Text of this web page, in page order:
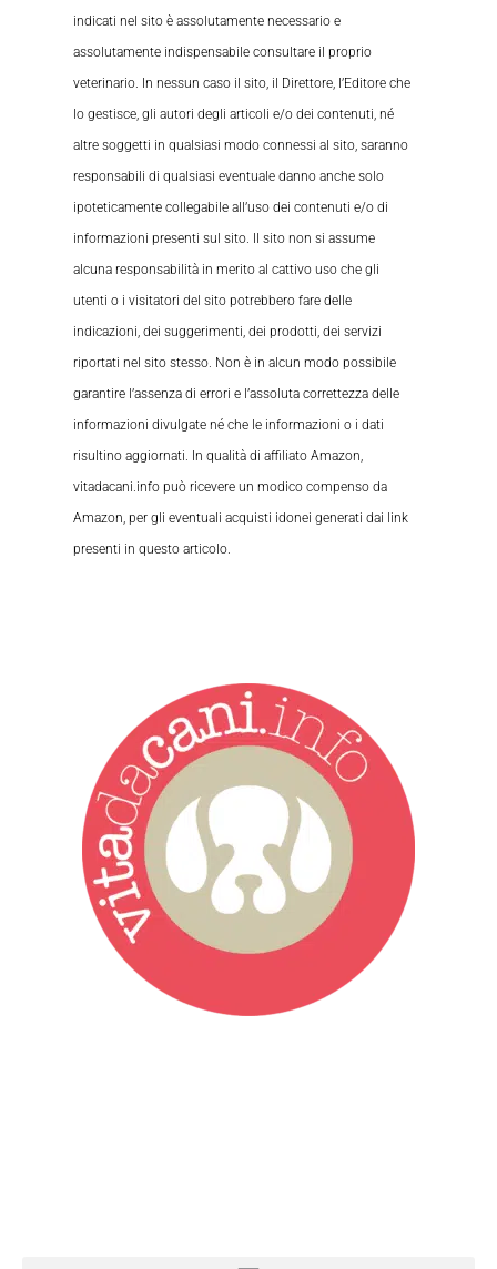
indicati nel sito è assolutamente necessario e
assolutamente indispensabile consultare il proprio
veterinario. In nessun caso il sito, il Direttore, l’Editore che
lo gestisce, gli autori degli articoli e/o dei contenuti, né
altre soggetti in qualsiasi modo connessi al sito, saranno
responsabili di qualsiasi eventuale danno anche solo
ipoteticamente collegabile all’uso dei contenuti e/o di
informazioni presenti sul sito. Il sito non si assume
alcuna responsabilità in merito al cattivo uso che gli
utenti o i visitatori del sito potrebbero fare delle
indicazioni, dei suggerimenti, dei prodotti, dei servizi
riportati nel sito stesso. Non è in alcun modo possibile
garantire l’assenza di errori e l’assoluta correttezza delle
informazioni divulgate né che le informazioni o i dati
risultino aggiornati. In qualità di affiliato Amazon,
vitadacani.info può ricevere un modico compenso da
Amazon, per gli eventuali acquisti idonei generati dai link
presenti in questo articolo.